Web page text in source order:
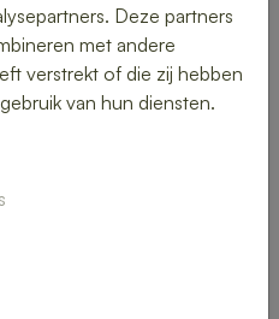
bezorgen in
en
uit een gevarieerd menu
en warme maaltijden.
bereid en snel geleverd,
Deze partners
met andere
verstrekt of die zij hebben
van hun diensten.